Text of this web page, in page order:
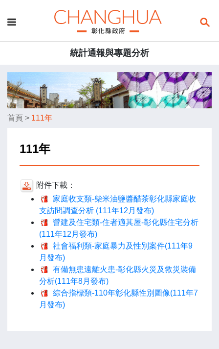
統計通報與專題分析
首頁 > 111年
111年
附件下載：
家庭收支類-柴米油鹽醬醋茶彰化縣家庭收
支訪問調查分析 (111年12月發布)
營建及住宅類-住者適其屋-彰化縣住宅分析
(111年12月發布)
社會福利類-家庭暴力及性別案件(111年9
月發布)
有備無患遠離火患-彰化縣火災及救災裝備
分析(111年8月發布)
綜合指標類-110年彰化縣性別圖像(111年7
月發布)